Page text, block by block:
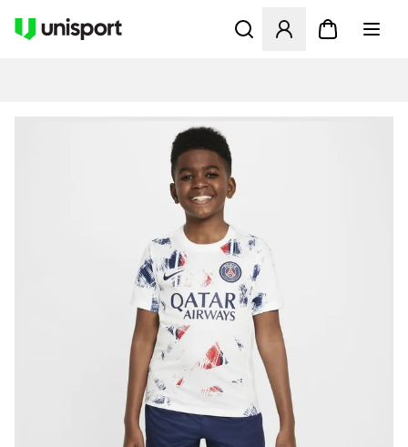
Åbner en Modal til at